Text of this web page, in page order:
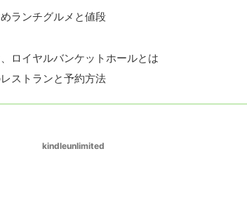
ランチグルメと値段
ロイヤルバンケットホールとは
ストランと予約方法
kindleunlimited